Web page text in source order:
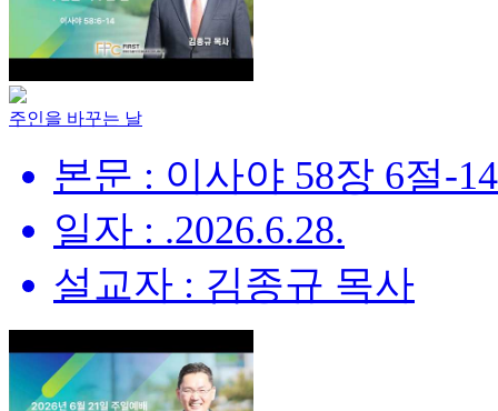
주인을 바꾸는 날
본문 : 이사야 58장 6절-
일자 : .2026.6.28.
설교자 : 김종규 목사